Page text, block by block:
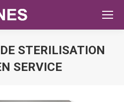
STERILISATION
SERVICE